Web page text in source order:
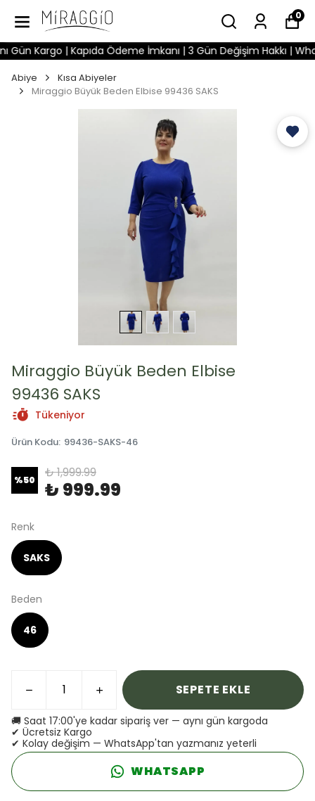
0
Kargo | Kapıda Ödeme İmkanı | 3 Gün Değişim Hakkı |
Abiye
Kısa Abiyeler
Miraggio Büyük Beden Elbise 99436 SAKS
Miraggio Büyük Beden Elbise
99436 SAKS
Tükeniyor
Ürün Kodu: 99436-SAKS-46
%50 ₺ 1,999.99
₺ 999.99
Renk
SAKS
Beden
46
SEPETE EKLE
🚚 Saat 17:00'ye kadar sipariş ver — aynı gün kargoda
✔ Ücretsiz Kargo
✔ Kolay değişim — WhatsApp'tan yazmanız yeterli
WHATSAPP